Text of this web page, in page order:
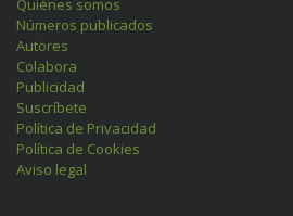
Números publicados
Autores
Colabora
Publicidad
Suscríbete
Política de Privacidad
Política de Cookies
Aviso legal